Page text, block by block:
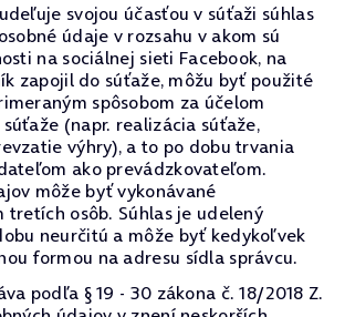
svojou účasťou v súťaži súhlas
údaje v rozsahu v akom sú
na sociálnej sieti Facebook, na
zapojil do súťaže, môžu byť použité
spôsobom za účelom
(napr. realizácia súťaže,
výhry), a to po dobu trvania
ako prevádzkovateľom.
môže byť vykonávané
tretích osôb. Súhlas je udelený
neurčitú a môže byť kedykoľvek
formou na adresu sídla správcu.
podľa § 19 - 30 zákona č. 18/2018 Z.